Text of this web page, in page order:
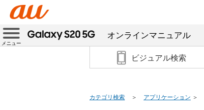
メニュー
オンラインマニュアル
ビジュアル検索
カテゴリ検索 アプリケーション